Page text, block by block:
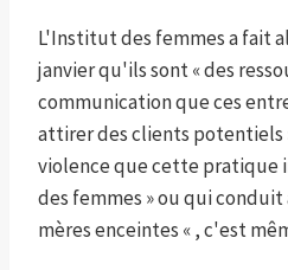
L'Institut des femmes a fait
janvier qu'ils sont « des
communication que ces
attirer des clients potentiels
violence que cette pratique
des femmes » ou qui conduit
mères enceintes « , c'est